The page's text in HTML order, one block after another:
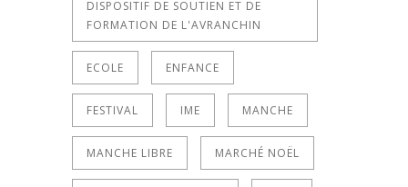
DISPOSITIF DE SOUTIEN ET DE
FORMATION DE L'AVRANCHIN
ECOLE ENFANCE
FESTIVAL IME MANCHE
MANCHE LIBRE MARCHÉ NOËL